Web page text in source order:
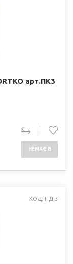
арт.ПК3
НЕМАЄ В
КОД: ПД-3